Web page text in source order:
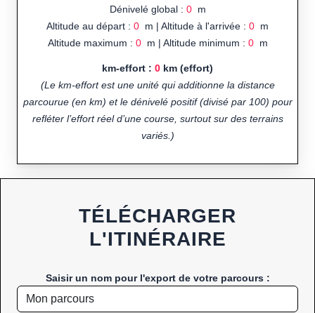
Dénivelé global : 0m
Altitude au départ : 0 m | Altitude à l'arrivée : 0 m
Altitude maximum : 0m | Altitude minimum : 0m
km-effort : 0 km (effort)
(Le km-effort est une unité qui additionne la distance
parcourue (en km) et le dénivelé positif (divisé par 100) pour
refléter l’effort réel d’une course, surtout sur des terrains
variés.)
TÉLÉCHARGER
L'ITINÉRAIRE
Saisir un nom pour l'export de votre parcours :